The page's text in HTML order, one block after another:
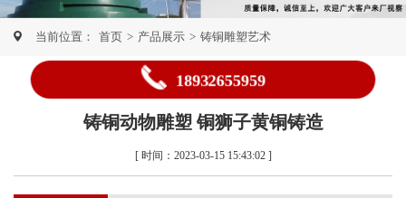
当前位置： 首页 > 产品展示 > 铸铜雕塑艺术
18932655959
铸铜动物雕塑 铜狮子黄铜铸造
[ 时间：2023-03-15 15:43:02 ]